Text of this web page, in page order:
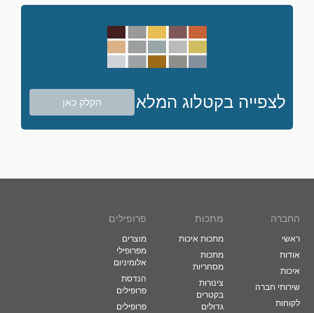
לצפייה בקטלוג המלא הקלק כאן
החברה
ראשי
אודות
איכות
שירותי חברה
לקוחות
מתכות
מתכות איכות
מתכות
מסחריות
צינורות
בקטרים
גדולים
פרופילים
מוצרים
מפרופילי
אלומיניום
הנדסת
פרופילים
פרופילים